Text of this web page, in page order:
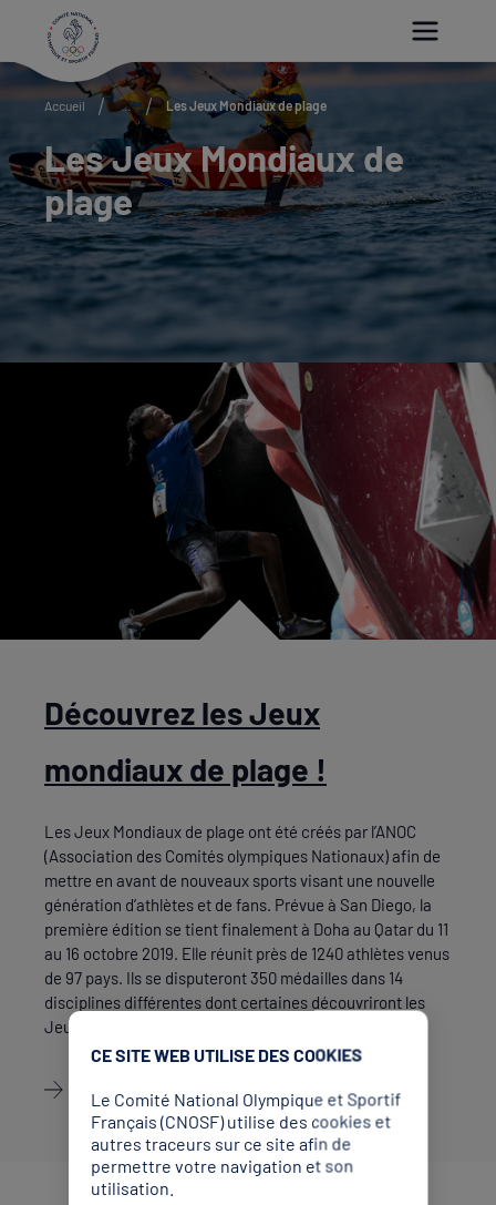
Accueil ... Les Jeux Mondiaux de plage
Les Jeux Mondiaux de
plage
Découvrez les Jeux
mondiaux de plage !
Les Jeux Mondiaux de plage ont été créés par l’ANOC
(Association des Comités olympiques Nationaux) afin de
mettre en avant de nouveaux sports visant une nouvelle
génération d’athlètes et de fans. Prévue à San Diego, la
première édition se tient finalement à Doha au Qatar du 11
au 16 octobre 2019. Elle réunit près de 1240 athlètes venus
de 97 pays. Ils se disputeront 350 médailles dans 14
disciplines différentes dont certaines découvriront les
Jeux Olympiques à Tokyo, en 2020…
Paramétrer les cookies
CE SITE WEB UTILISE DES COOKIES
Le Comité National Olympique et Sportif
Français (CNOSF) utilise des cookies et
autres traceurs sur ce site afin de
permettre votre navigation et son
utilisation.